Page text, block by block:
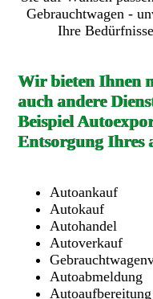
Gebrauchtwagen -
Ihre
Wir bieten Ihnen
auch andere
Beispiel
Entsorgung Ihres
Autoankauf
Autokauf
Autohandel
Autoverkauf
Autoabmeldung
Autoaufbereitung